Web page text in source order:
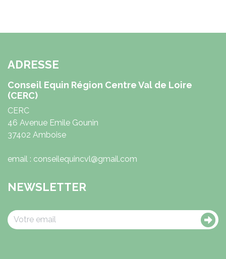
ADRESSE
Conseil Equin Région Centre Val de Loire
(CERC)
CERC
46 Avenue Emile Gounin
37402 Amboise
email : conseilequincvl@gmail.com
NEWSLETTER